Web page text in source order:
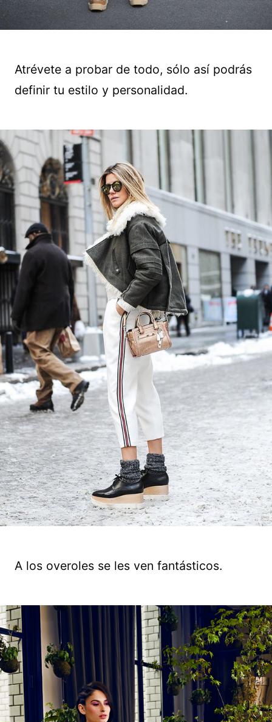
Atrévete a probar de todo, sólo así podrás
definir tu estilo y personalidad.
A los overoles se les ven fantásticos.